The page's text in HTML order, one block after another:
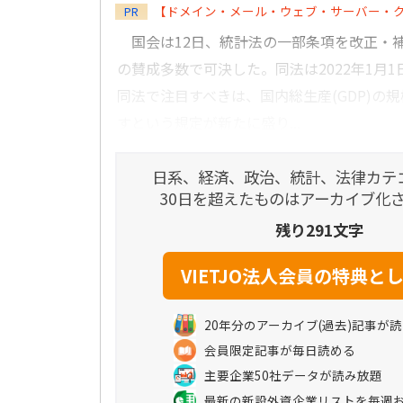
PR 【ドメイン・メール・ウェブ・サーバー
国会は12日、統計法の一部条項を改正・
の賛成多数で可決した。同法は2022年1月1
日系、経済、政治、統計、法律カ
30日を超えたものはアーカイブ化
残り291文字
20年分のアーカイブ(過去)記事が
会員限定記事が毎日読める
主要企業50社データが読み放題